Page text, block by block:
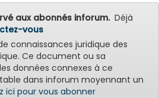
aux abonnés inforum.Déjà
vous
connaissances juridique des
Ce document ou sa
données connexes à ce
dans inforum moyennant un
ici pour vous abonner